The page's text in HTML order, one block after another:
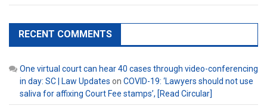
RECENT COMMENTS
One virtual court can hear 40 cases through video-conferencing
in day: SC | Law Updates on COVID-19: ‘Lawyers should not use
saliva for affixing Court Fee stamps’, [Read Circular]